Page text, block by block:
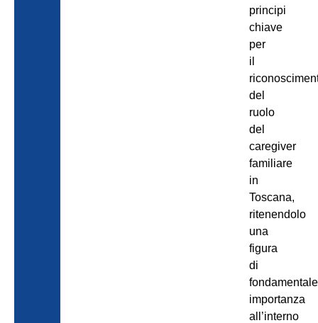
principi
chiave
per
il
del
ruolo
del
caregiver
familiare
in
Toscana,
ritenendolo
una
figura
di
fondamentale
importanza
all’interno